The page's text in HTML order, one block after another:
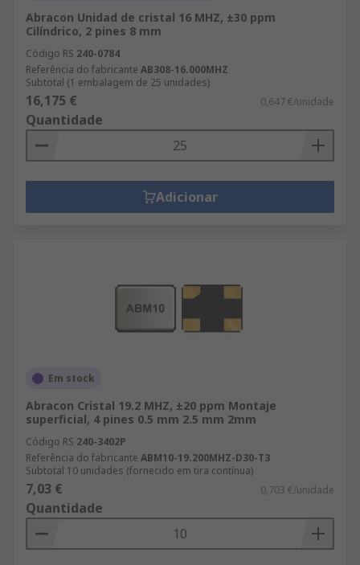
Abracon Unidad de cristal 16 MHZ, ±30 ppm
Cilíndrico, 2 pines 8 mm
Código RS 240-0784
Referência do fabricante AB308-16.000MHZ
Subtotal (1 embalagem de 25 unidades)
16,175 € 0,647 €/unidade
Quantidade
Adicionar
Em stock
Abracon Cristal 19.2 MHZ, ±20 ppm Montaje
superficial, 4 pines 0.5 mm 2.5 mm 2mm
Código RS 240-3402P
Referência do fabricante ABM10-19.200MHZ-D30-T3
Subtotal 10 unidades (fornecido em tira contínua)
7,03 € 0,703 €/unidade
Quantidade